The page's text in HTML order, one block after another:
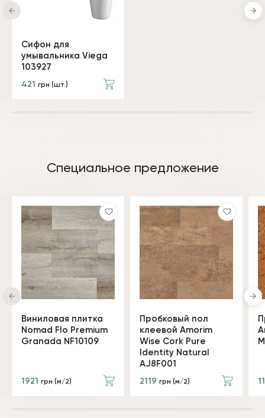
Сифон для
умывальника Viega
103927
421 грн (шт.)
Специальное предложение
Виниловая плитка
Nomad Flo Premium
Granada NF10109
1921 грн (м/2)
Пробковый пол
клеевой Amorim
Wise Cork Pure
Identity Natural
AJ8F001
2119 грн (м/2)